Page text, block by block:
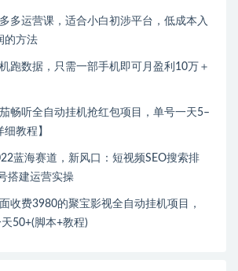
多运营课，适合小白初涉平台，低成本入
的方法
跑数据，只需一部手机即可月盈利10万＋
畅听全自动挂机抢红包项目，单号一天5–
教程】
蓝海赛道，新风口：短视频SEO搜索排
搭建运营实操
收费3980的聚宝影视全自动挂机项目，
50+(脚本+教程)